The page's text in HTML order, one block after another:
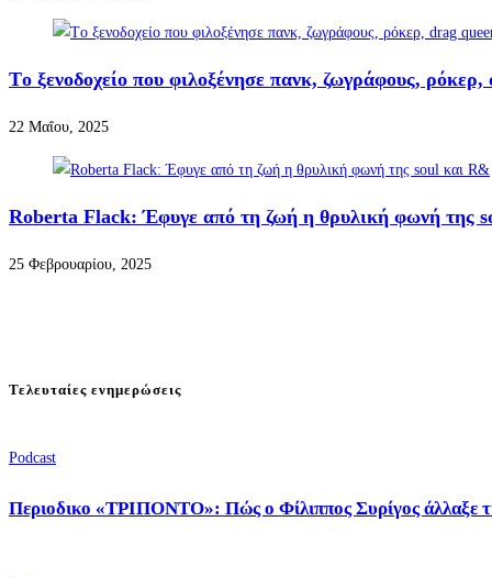
Tο ξενοδοχείο που φιλοξένησε πανκ, ζωγράφους,
22 Μαΐου, 2025
Roberta Flack: Έφυγε από τη ζωή η θρυλική φωνή της
25 Φεβρουαρίου, 2025
Τελευταίες ενημερώσεις
Podcast
Περιοδικο «ΤΡΙΠΟΝΤΟ»: Πώς ο Φίλιππος Συρίγος άλλαξε